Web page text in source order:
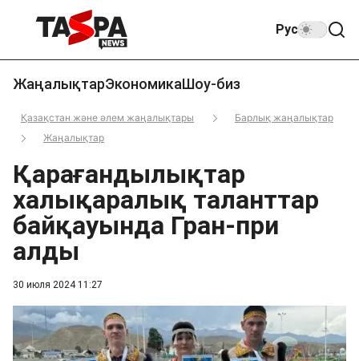
Рус
ЖаңалықтарЭкономикаШоу-биз
Қазақстан және әлем жаңалықтары
Барлық жаңалықтар
Жаңалықтар
30 июля 2024 11:27
Қарағандылықтар
халықаралық таланттар
байқауында Гран-при
алды